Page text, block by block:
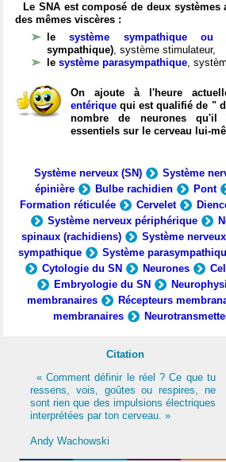
Le SNA est composé de deux
des mêmes viscères :
lesystème sympathique ou
sympathique), système stimulateur,
le système parasympathique,
On ajoute à l'heure
entérique qui est qualifié de "
nombre de neurones
essentiels sur le cerveau lui-
Système nerveux (SN) Système
épinière
Bulbe rachidien Pont
Formation réticulée
Cervelet
Système nerveux périphérique
spinaux (rachidiens)
Système
sympathique
Système
Cytologie du SN
Neurones
Embryologie du SN
membranaires
Récepteurs
membranaires
Citation
« Comment définir le réel ? Ce que tu
ressens, vois, goûtes ou respires, ne
sont rien que des impulsions électriques
interprétées par ton cerveau. »
Andy Wachowski